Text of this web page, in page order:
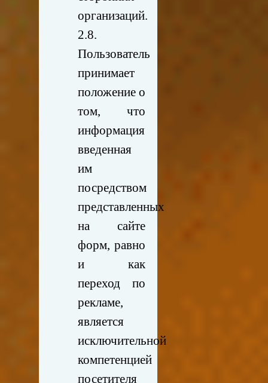
организаций.
2.8.
Пользователь
принимает
положение о
том, что
информация
введенная
им
посредством
представленных
на сайте
форм, равно
и как
переход по
рекламе,
является
исключительной
компетенцией
посетителя